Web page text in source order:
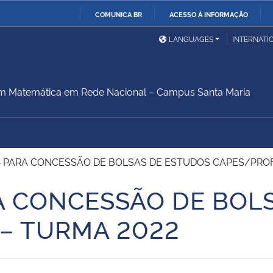
COMUNICA BR ACESSO À INFORMAÇÃO
Ministério da Defesa
Ministério das Relações
Exteriores
Desenvolvimento Regional
União
Advocacia-Geral da União Banco Central do Brasil
LANGUAGES
Matemática em Rede Nacional – Campus Santa Maria
PARA CONCESSÃO DE BOLSAS DE ESTUDOS CAPES/
CONCESSÃO DE
TURMA 2022